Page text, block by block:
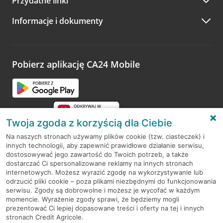
A po wizycie…
Zachęcamy do podzielenia się z nami opinią o wizycie.
opinie.
Informacje i dokumenty
Pobierz aplikację CA24 Mobile
RODO
Regulamin serwisu
Mapa serwisu
PolitykaCookies
Twoja zgoda z korzyścią dla Ciebie
Na naszych stronach używamy plików cookie (tzw. ciasteczek) i
innych technologii, aby zapewnić prawidłowe działanie serwisu,
dostosowywać jego zawartość do Twoich potrzeb, a także
dostarczać Ci spersonalizowane reklamy na innych stronach
internetowych. Możesz wyrazić zgodę na wykorzystywanie lub
odrzucić pliki cookie – poza plikami niezbędnymi do funkcjonowania
serwisu. Zgody są dobrowolne i możesz je wycofać w każdym
momencie. Wyrażenie zgody sprawi, że będziemy mogli
prezentować Ci lepiej dopasowane treści i oferty na tej i innych
stronach Credit Agricole.